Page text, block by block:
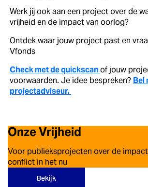
Werk jij ook aan een project over de
vrijheid en de impact van oorlog?
Ontdek waar jouw project past en
Vfonds
Check met de quickscanof jouw
voorwaarden. Je idee bespreken? Bel
projectadviseur.
Onze Vrijheid
Voor publieksprojecten over de
conflict in het nu
Bekijk